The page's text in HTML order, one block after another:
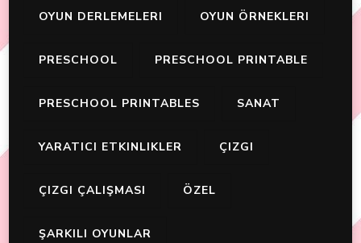
OYUN DERLEMELERI OYUN ÖRNEKLERI
PRESCHOOL PRESCHOOL PRINTABLE
PRESCHOOL PRINTABLES SANAT
YARATICI ETKINLIKLER ÇIZGI
ÇIZGI ÇALIŞMASI ÖZEL
ŞARKILI OYUNLAR